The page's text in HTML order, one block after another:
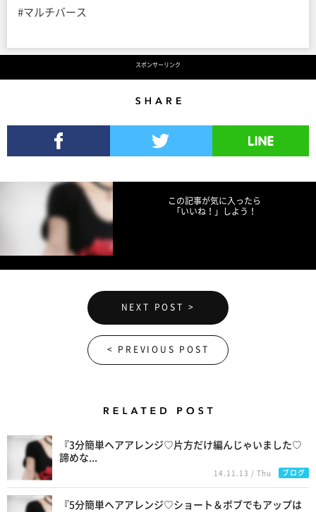
#マルチバース
スポンサーリンク
この記事が気に入ったら
「いいね！」しよう！
NEXT POST >
< PREVIOUS POST
『3分簡単ヘアアレンジ♡片方だけ編んじゃいました♡
諦めな...
14.11.13 / Thu ブログ
『5分簡単ヘアアレンジ♡ショート＆ボブでもアップは